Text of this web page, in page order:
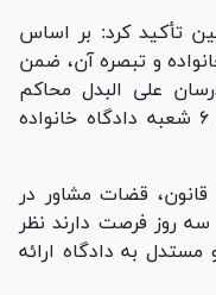
تأکید کرد: بر اساس
حمایت خانواده و تبصره آن، ضمن
علی البدل محاکم
خانواده، مشاورین قضایی نیز در هر ۶ شعبه دادگاه خانواده
قضات مشاور در
روز فرصت دارند نظر
به دادگاه ارائه